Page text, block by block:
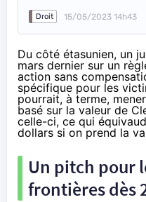
Droit 15/05/2023 14h43
Du côté étasunien, un
mars dernier sur un
action sans
spécifique pour les
pourrait, à terme,
basé sur la valeur de
celle-ci, ce qui
dollars si on prend la
Un pitch pour
frontières dès